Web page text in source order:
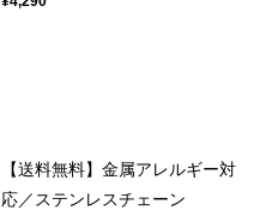
【送料無料】金属アレルギー対
応／ステンレスチェーン